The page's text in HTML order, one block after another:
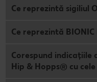
Ce reprezintă sigiliul
Ce reprezintă BIONIC
Corespund indicațiile
Hip & Hopps® cu